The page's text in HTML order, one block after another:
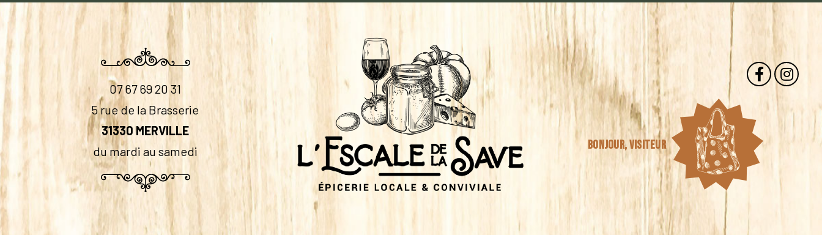
07 67 69 20 31
5 rue de la Brasserie
31330 MERVILLE
du mardi au samedi
Bonjour,visiteur